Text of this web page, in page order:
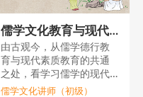
儒学文化教育与现代教育理念的共通之处
由古观今，从儒学德行教
育与现代素质教育的共通
之处，看学习儒学的现代
意义。
儒学文化讲师（初级）